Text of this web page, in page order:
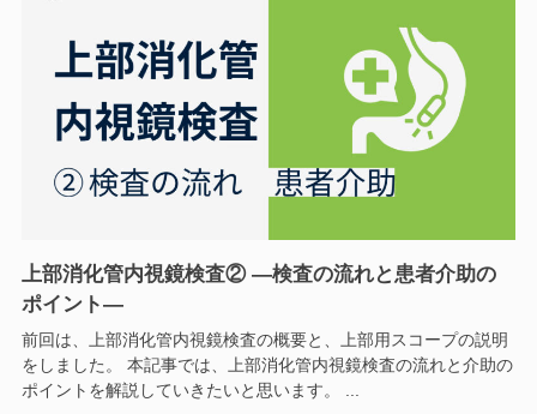
上部消化管内視鏡検査② —検査の流れと患者介助の
ポイント—
前回は、上部消化管内視鏡検査の概要と、上部用スコープの説明
をしました。 本記事では、上部消化管内視鏡検査の流れと介助の
ポイントを解説していきたいと思います。 ...